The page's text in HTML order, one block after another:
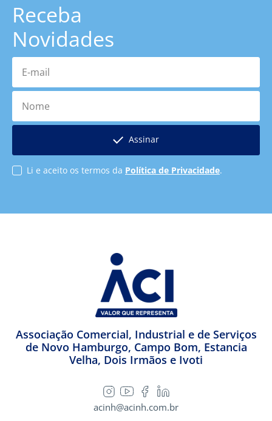
Receba
Novidades
E-mail
Nome
Assinar
Li e aceito os termos da Política de Privacidade.
Associação Comercial, Industrial e de Serviços
de Novo Hamburgo, Campo Bom, Estancia
Velha, Dois Irmãos e Ivoti
acinh@acinh.com.br